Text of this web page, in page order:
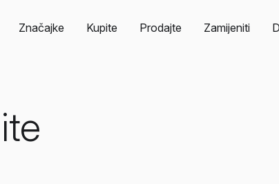
Značajke Kupite Prodajte Zamijeniti